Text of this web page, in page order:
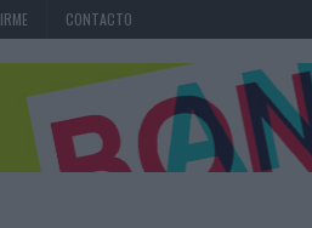
CONTACTO